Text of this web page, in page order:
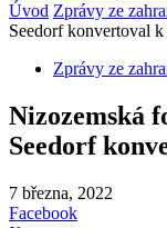
Úvod Zprávy ze
Seedorf konvertoval k
Zprávy ze
Nizozemská
Seedorf
7 března, 2022
Facebook